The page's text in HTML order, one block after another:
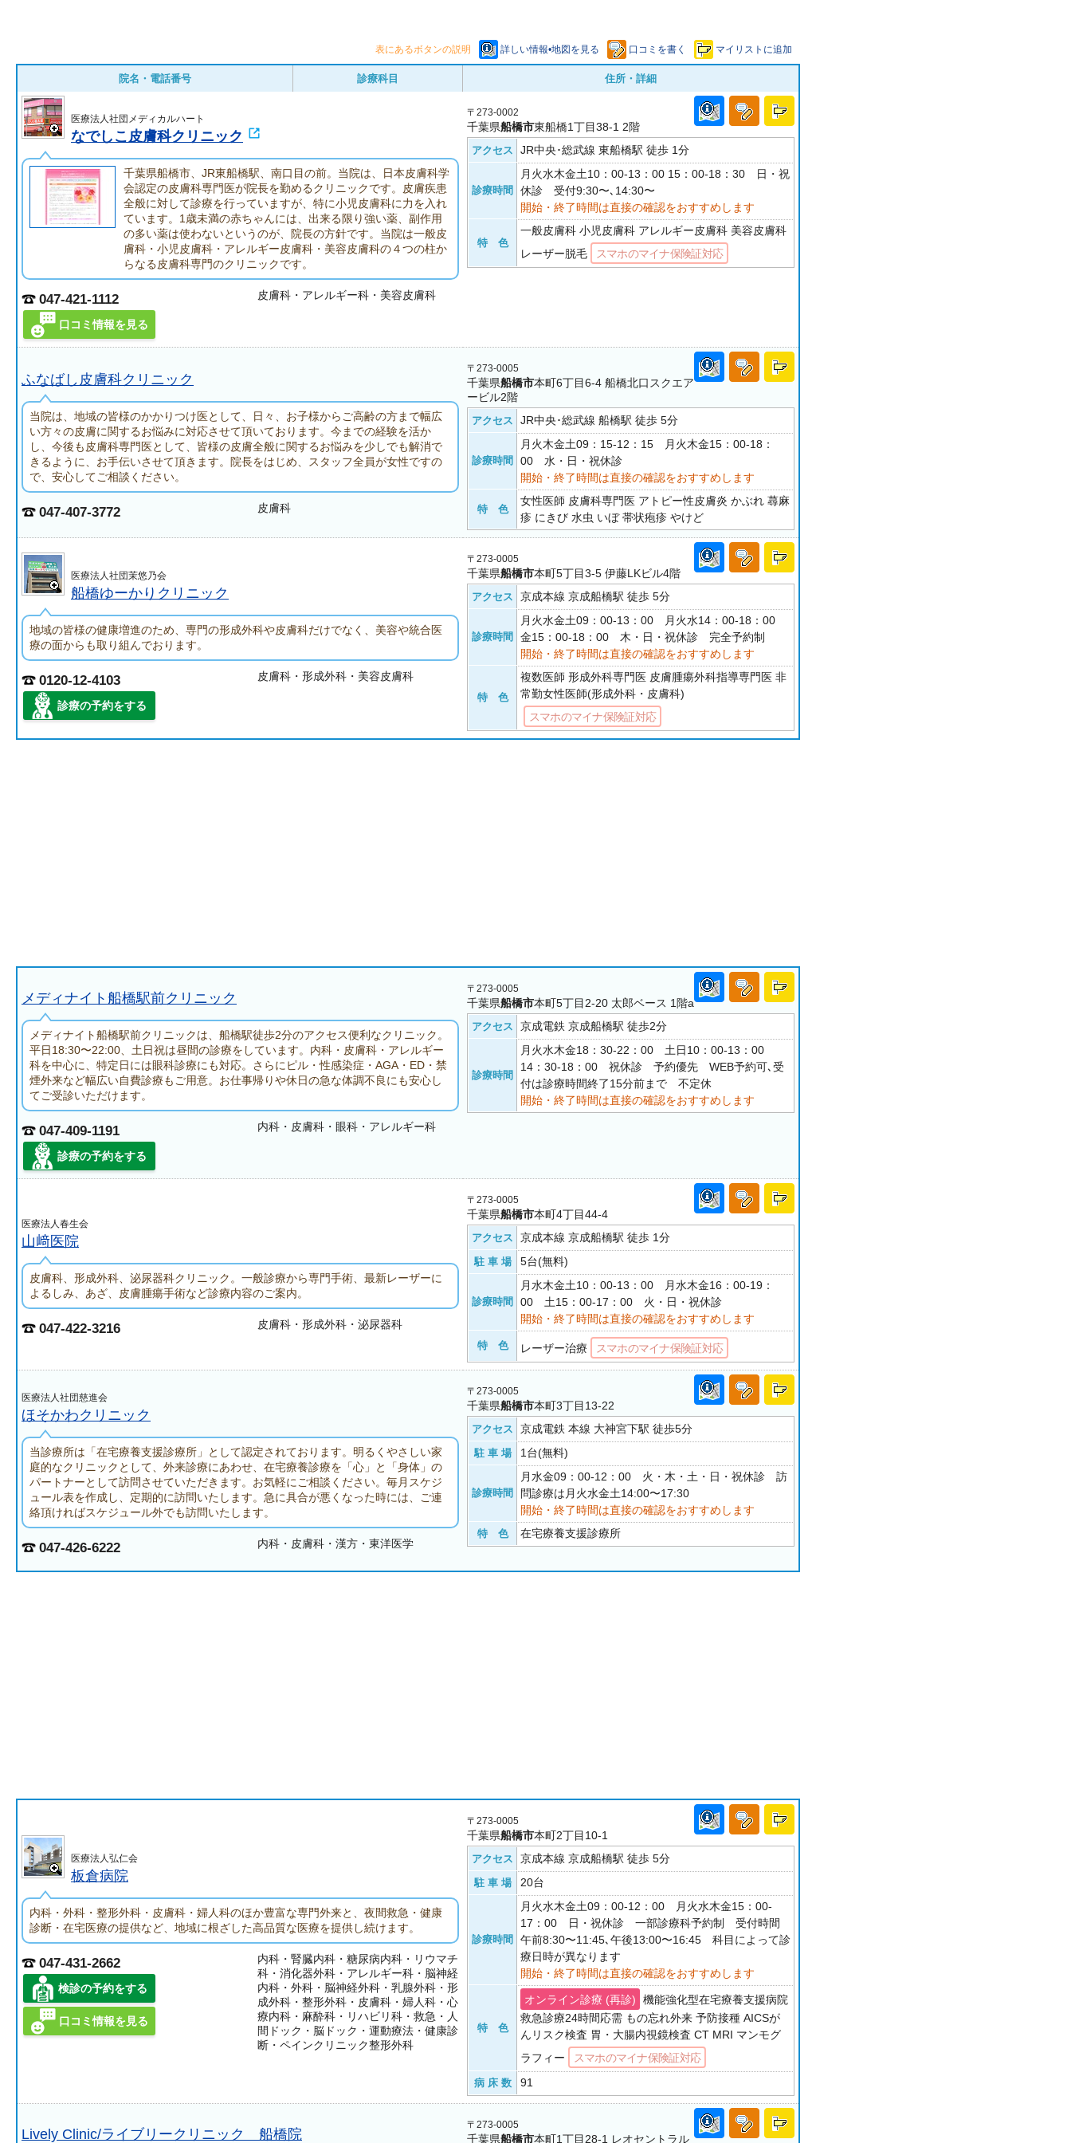
表にあるボタンの説明 詳しい情報•地図を見る 口コミを書く マイリストに追加
院名・電話番号 診療科目 住所・詳細
医療法人社団メディカルハート
なでしこ皮膚科クリニック
千葉県船橋市、JR東船橋駅、南口目の前。当院は、日本皮膚科学
会認定の皮膚科専門医が院長を勤めるクリニックです。皮膚疾患
全般に対して診療を行っていますが、特に小児皮膚科に力を入れ
ています。1歳未満の赤ちゃんには、出来る限り強い薬、副作用
の多い薬は使わないというのが、院長の方針です。当院は一般皮
膚科・小児皮膚科・アレルギー皮膚科・美容皮膚科の４つの柱か
らなる皮膚科専門のクリニックです。
047-421-1112
口コミ情報を見る
皮膚科・アレルギー科・美容皮膚科
〒273-0002
千葉県船橋市東船橋1丁目38-1 2階
アクセス JR中央･総武線 東船橋駅 徒歩 1分
診療時間
月火水木金土10：00-13：00 15：00-18：30 日・祝
休診 受付9:30〜､14:30〜
開始・終了時間は直接の確認をおすすめします
特 色
一般皮膚科 小児皮膚科 アレルギー皮膚科 美容皮膚科
レーザー脱毛
スマホのマイナ保険証対応
ふなばし皮膚科クリニック
当院は、地域の皆様のかかりつけ医として、日々、お子様からご高齢の方まで幅広
い方々の皮膚に関するお悩みに対応させて頂いております。今までの経験を活か
し、今後も皮膚科専門医として、皆様の皮膚全般に関するお悩みを少しでも解消で
きるように、お手伝いさせて頂きます。院長をはじめ、スタッフ全員が女性ですの
で、安心してご相談ください。
047-407-3772 皮膚科
〒273-0005
千葉県船橋市本町6丁目6-4 船橋北口スクエア
ービル2階
アクセス JR中央･総武線 船橋駅 徒歩 5分
診療時間
月火木金土09：15-12：15 月火木金15：00-18：
00 水・日・祝休診
開始・終了時間は直接の確認をおすすめします
特 色
女性医師 皮膚科専門医 アトピー性皮膚炎 かぶれ 蕁麻
疹 にきび 水虫 いぼ 帯状疱疹 やけど
医療法人社団茉悠乃会
船橋ゆーかりクリニック
地域の皆様の健康増進のため、専門の形成外科や皮膚科だけでなく、美容や統合医
療の面からも取り組んでおります。
0120-12-4103
診療の予約をする
皮膚科・形成外科・美容皮膚科
〒273-0005
千葉県船橋市本町5丁目3-5 伊藤LKビル4階
アクセス 京成本線 京成船橋駅 徒歩 5分
診療時間
月火水金土09：00-13：00 月火水14：00-18：00
金15：00-18：00 木・日・祝休診 完全予約制
開始・終了時間は直接の確認をおすすめします
特 色
複数医師 形成外科専門医 皮膚腫瘍外科指導専門医 非
常勤女性医師(形成外科・皮膚科)
スマホのマイナ保険証対応
メディナイト船橋駅前クリニック
メディナイト船橋駅前クリニックは、船橋駅徒歩2分のアクセス便利なクリニック。
平日18:30〜22:00、土日祝は昼間の診療をしています。内科・皮膚科・アレルギー
科を中心に、特定日には眼科診療にも対応。さらにピル・性感染症・AGA・ED・禁
煙外来など幅広い自費診療もご用意。お仕事帰りや休日の急な体調不良にも安心し
てご受診いただけます。
047-409-1191
診療の予約をする
内科・皮膚科・眼科・アレルギー科
〒273-0005
千葉県船橋市本町5丁目2-20 太郎ベース 1階a
アクセス 京成電鉄 京成船橋駅 徒歩2分
診療時間
月火水木金18：30-22：00 土日10：00-13：00
14：30-18：00 祝休診 予約優先 WEB予約可､受
付は診療時間終了15分前まで 不定休
開始・終了時間は直接の確認をおすすめします
医療法人春生会
山﨑医院
皮膚科、形成外科、泌尿器科クリニック。一般診療から専門手術、最新レーザーに
よるしみ、あざ、皮膚腫瘍手術など診療内容のご案内。
047-422-3216 皮膚科・形成外科・泌尿器科
〒273-0005
千葉県船橋市本町4丁目44-4
アクセス 京成本線 京成船橋駅 徒歩 1分
駐 車 場 5台(無料)
診療時間
月水木金土10：00-13：00 月水木金16：00-19：
00 土15：00-17：00 火・日・祝休診
開始・終了時間は直接の確認をおすすめします
特 色 レーザー治療 スマホのマイナ保険証対応
医療法人社団慈進会
ほそかわクリニック
当診療所は「在宅療養支援診療所」として認定されております。明るくやさしい家
庭的なクリニックとして、外来診療にあわせ、在宅療養診療を「心」と「身体」の
パートナーとして訪問させていただきます。お気軽にご相談ください。毎月スケジ
ュール表を作成し、定期的に訪問いたします。急に具合が悪くなった時には、ご連
絡頂ければスケジュール外でも訪問いたします。
047-426-6222 内科・皮膚科・漢方・東洋医学
〒273-0005
千葉県船橋市本町3丁目13-22
アクセス 京成電鉄 本線 大神宮下駅 徒歩5分
駐 車 場 1台(無料)
診療時間
月水金09：00-12：00 火・木・土・日・祝休診 訪
問診療は月火水金土14:00〜17:30
開始・終了時間は直接の確認をおすすめします
特 色 在宅療養支援診療所
医療法人弘仁会
板倉病院
内科・外科・整形外科・皮膚科・婦人科のほか豊富な専門外来と、夜間救急・健康
診断・在宅医療の提供など、地域に根ざした高品質な医療を提供し続けます。
047-431-2662
検診の予約をする
口コミ情報を見る
内科・腎臓内科・糖尿病内科・リウマチ
科・消化器外科・アレルギー科・脳神経
内科・外科・脳神経外科・乳腺外科・形
成外科・整形外科・皮膚科・婦人科・心
療内科・麻酔科・リハビリ科・救急・人
間ドック・脳ドック・運動療法・健康診
断・ペインクリニック整形外科
〒273-0005
千葉県船橋市本町2丁目10-1
アクセス 京成本線 京成船橋駅 徒歩 5分
駐 車 場 20台
診療時間
月火水木金土09：00-12：00 月火水木金15：00-
17：00 日・祝休診 一部診療科予約制 受付時間
午前8:30〜11:45､午後13:00〜16:45 科目によって診
療日時が異なります
開始・終了時間は直接の確認をおすすめします
特 色
オンライン診療 (再診)
機能強化型在宅療養支援病院
救急診療24時間応需 もの忘れ外来 予防接種 AICSが
んリスク検査 胃・大腸内視鏡検査 CT MRI マンモグ
ラフィー
スマホのマイナ保険証対応
病 床 数 91
Lively Clinic/ライブリークリニック 船橋院
〒273-0005
千葉県船橋市本町1丁目28-1 レオセントラル